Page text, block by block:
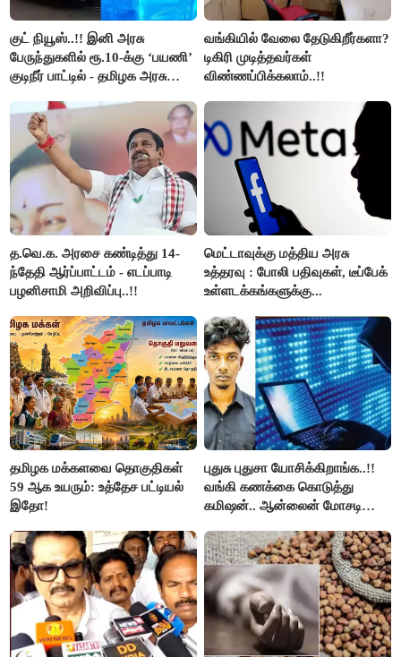
குட் நியூஸ்..!! இனி அரசு
பேருந்துகளில் ரூ.10-க்கு ‘பயணி’
குடிநீர் பாட்டில் - தமிழக அரசு
வங்கியில் வேலை தேடுகிறீர்களா?
டிகிரி முடித்தவர்கள்
விண்ணப்பிக்கலாம்..!!
த.வெ.க. அரசை கண்டித்து 14-
ந்தேதி ஆர்ப்பாட்டம் - எடப்பாடி
பழனிசாமி அறிவிப்பு..!!
மெட்டாவுக்கு மத்திய அரசு
உத்தரவு : போலி பதிவுகள், டீப்பேக்
உள்ளடக்கங்களுக்கு...
தமிழக மக்களவை தொகுதிகள்
59 ஆக உயரும்: உத்தேச பட்டியல்
இதோ!
புதுசு புதுசா யோசிக்கிறாங்க..!!
வங்கி கணக்கை கொடுத்து
கமிஷன்.. ஆன்லைன் மோசடி
கைது..!!